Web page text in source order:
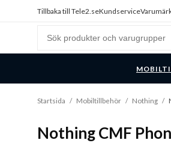
Tillbaka till Tele2.seKundservice
Startsida / Mobiltillbehör / Nothing /
Nothing CMF